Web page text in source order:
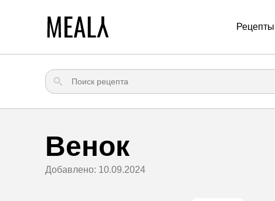
Рецепты
Венок
Добавлено: 10.09.2024